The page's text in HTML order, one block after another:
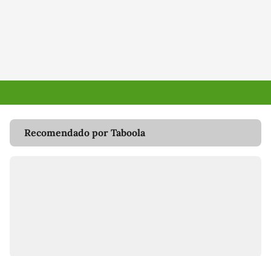
Recomendado por Taboola